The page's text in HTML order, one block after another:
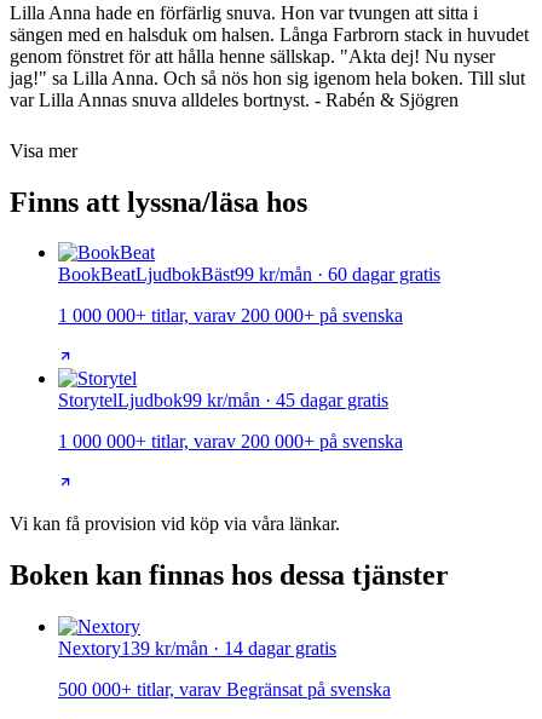
Lilla Anna hade en förfärlig snuva. Hon var tvungen att sitta i
sängen med en halsduk om halsen. Långa Farbrorn stack in huvudet
genom fönstret för att hålla henne sällskap. "Akta dej! Nu nyser
jag!" sa Lilla Anna. Och så nös hon sig igenom hela boken. Till slut
var Lilla Annas snuva alldeles bortnyst. - Rabén & Sjögren
Visa mer
Finns att lyssna/läsa hos
BookBeatLjudbokBäst99 kr/mån · 60 dagar gratis
1 000 000+ titlar, varav 200 000+ på svenska
StorytelLjudbok99 kr/mån · 45 dagar gratis
1 000 000+ titlar, varav 200 000+ på svenska
Vi kan få provision vid köp via våra länkar.
Boken kan finnas hos dessa tjänster
Nextory139 kr/mån · 14 dagar gratis
500 000+ titlar, varav Begränsat på svenska